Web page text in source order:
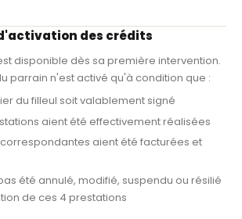
des crédits
disponible dès sa première intervention.
parrain n'est activé qu'à condition que :
du filleul soit valablement signé
aient été effectivement réalisées
aient été facturées et
été annulé, modifié, suspendu ou résilié
de ces 4 prestations